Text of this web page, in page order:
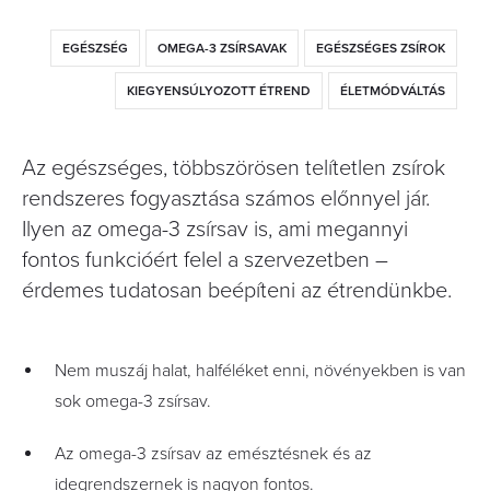
EGÉSZSÉG OMEGA-3 ZSÍRSAVAK EGÉSZSÉGES ZSÍROK
KIEGYENSÚLYOZOTT ÉTREND ÉLETMÓDVÁLTÁS
Az egészséges, többszörösen telítetlen zsírok
rendszeres fogyasztása számos előnnyel jár.
Ilyen az omega-3 zsírsav is, ami megannyi
fontos funkcióért felel a szervezetben –
érdemes tudatosan beépíteni az étrendünkbe.
Nem muszáj halat, halféléket enni, növényekben is van
sok omega-3 zsírsav.
Az omega-3 zsírsav az emésztésnek és az
idegrendszernek is nagyon fontos.